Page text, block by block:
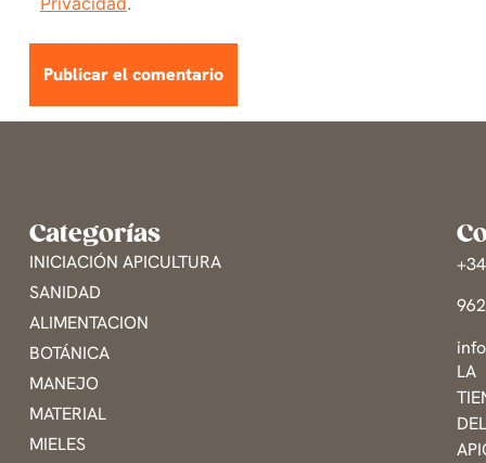
Categorías
INICIACIÓN APICULTURA
SANIDAD
ALIMENTACION
BOTÁNICA
MANEJO
MATERIAL
MIELES
LA